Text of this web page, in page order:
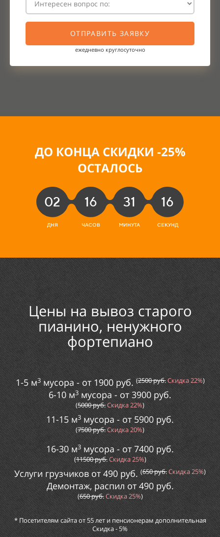
ОТПРАВИТЬ ЗАЯВКУ
ежедневно круглосуточно
ДО КОНЦА СКИДКИ -25%
ОСТАЛОСЬ
02 16 31 14
ДНЯ ЧАСОВ МИНУТА СЕКУНД
Цены на вывоз старого
пианино, ненужного
фортепиано
1-5 м3 мусора- от 1900 руб.(2500руб.Скидка22%)
6-10 м3 мусора- от 3900 руб.
(5000руб.Скидка22%)
11-15 м3 мусора- от 5900 руб.
(7500руб.Скидка20%)
16-30 м3 мусора- от7400 руб.
(11500руб.Скидка25%)
Услуги грузчиков от 490 руб.(650руб.Скидка25%)
Демонтаж, распил от 490 руб.
(650руб.Скидка25%)
* Посетителям сайта от 55 лет и пенсионерам дополнительная
Скидка- 5%